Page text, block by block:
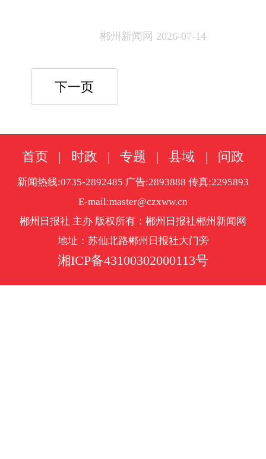
企业培育、北斗产业发
郴州新闻网 2026-07-14
下一页
首页 | 时政 | 专题 | 县域 | 问政
新闻热线:0735-2892485 广告:2893888 传真:2295893
E-mail:master@czxww.cn
郴州日报社 主办 版权所有：郴州日报社郴州新闻网
地址：苏仙北路郴州日报社大门旁
湘ICP备43100302000113号